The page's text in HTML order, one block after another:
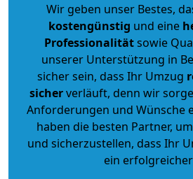
Wir geben unser Bestes,
kostengünstig und eine
Professionalitätsowie
unserer Unterstützung in
sicher sein, dass Ihr Umzug
sicherverläuft, denn wir
Anforderungen und Wünsche
haben die besten Partner,
und sicherzustellen, dass Ihr
ein